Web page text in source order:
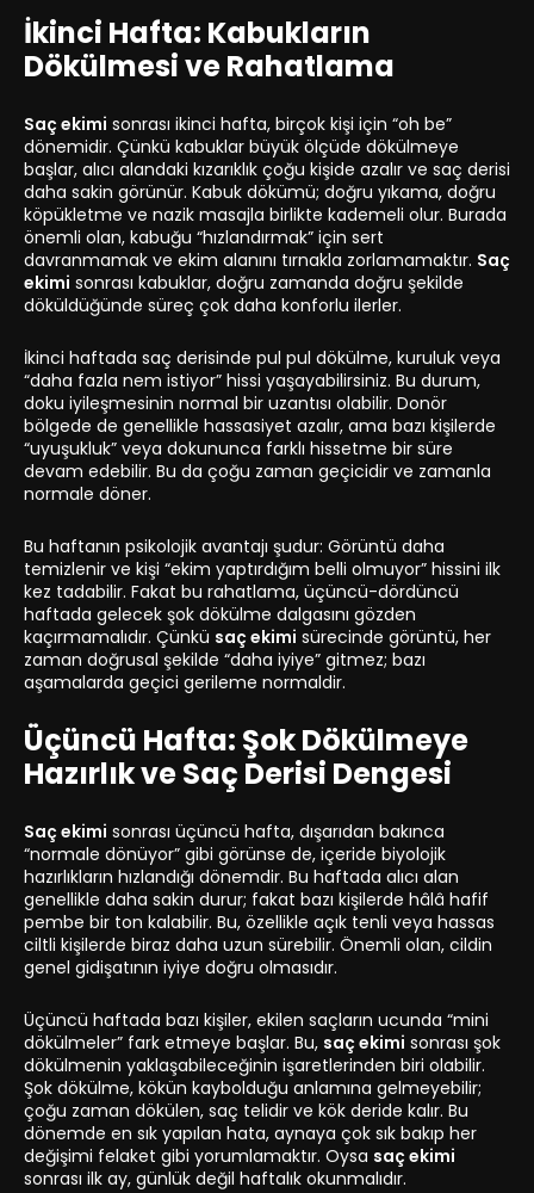
İkinci Hafta: Kabukların
Dökülmesi ve Rahatlama
Saç ekimi sonrası ikinci hafta, birçok kişi için “oh be”
dönemidir. Çünkü kabuklar büyük ölçüde dökülmeye
başlar, alıcı alandaki kızarıklık çoğu kişide azalır ve saç derisi
daha sakin görünür. Kabuk dökümü; doğru yıkama, doğru
köpükletme ve nazik masajla birlikte kademeli olur. Burada
önemli olan, kabuğu “hızlandırmak” için sert
davranmamak ve ekim alanını tırnakla zorlamamaktır. Saç
ekimi sonrası kabuklar, doğru zamanda doğru şekilde
döküldüğünde süreç çok daha konforlu ilerler.
İkinci haftada saç derisinde pul pul dökülme, kuruluk veya
“daha fazla nem istiyor” hissi yaşayabilirsiniz. Bu durum,
doku iyileşmesinin normal bir uzantısı olabilir. Donör
bölgede de genellikle hassasiyet azalır, ama bazı kişilerde
“uyuşukluk” veya dokununca farklı hissetme bir süre
devam edebilir. Bu da çoğu zaman geçicidir ve zamanla
normale döner.
Bu haftanın psikolojik avantajı şudur: Görüntü daha
temizlenir ve kişi “ekim yaptırdığım belli olmuyor” hissini ilk
kez tadabilir. Fakat bu rahatlama, üçüncü-dördüncü
haftada gelecek şok dökülme dalgasını gözden
kaçırmamalıdır. Çünkü saç ekimi sürecinde görüntü, her
zaman doğrusal şekilde “daha iyiye” gitmez; bazı
aşamalarda geçici gerileme normaldir.
Üçüncü Hafta: Şok Dökülmeye
Hazırlık ve Saç Derisi Dengesi
Saç ekimi sonrası üçüncü hafta, dışarıdan bakınca
“normale dönüyor” gibi görünse de, içeride biyolojik
hazırlıkların hızlandığı dönemdir. Bu haftada alıcı alan
genellikle daha sakin durur; fakat bazı kişilerde hâlâ hafif
pembe bir ton kalabilir. Bu, özellikle açık tenli veya hassas
ciltli kişilerde biraz daha uzun sürebilir. Önemli olan, cildin
genel gidişatının iyiye doğru olmasıdır.
Üçüncü haftada bazı kişiler, ekilen saçların ucunda “mini
dökülmeler” fark etmeye başlar. Bu, saç ekimi sonrası şok
dökülmenin yaklaşabileceğinin işaretlerinden biri olabilir.
Şok dökülme, kökün kaybolduğu anlamına gelmeyebilir;
çoğu zaman dökülen, saç telidir ve kök deride kalır. Bu
dönemde en sık yapılan hata, aynaya çok sık bakıp her
değişimi felaket gibi yorumlamaktır. Oysa saç ekimi
sonrası ilk ay, günlük değil haftalık okunmalıdır.